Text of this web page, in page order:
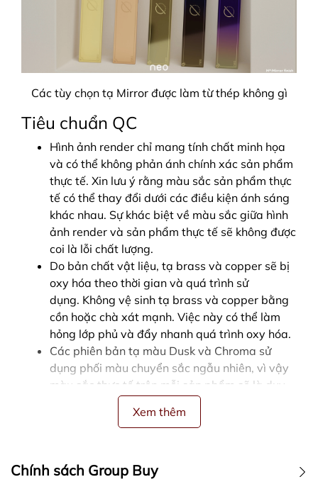
Các tùy chọn tạ Mirror được làm từ thép không gì
Tiêu chuẩn QC
Hình ảnh render chỉ mang tính chất minh họa
và có thể không phản ánh chính xác sản phẩm
thực tế. Xin lưu ý rằng màu sắc sản phẩm thực
tế có thể thay đổi dưới các điều kiện ánh sáng
khác nhau. Sự khác biệt về màu sắc giữa hình
ảnh render và sản phẩm thực tế sẽ không được
coi là lỗi chất lượng.
Do bản chất vật liệu, tạ brass và copper sẽ bị
oxy hóa theo thời gian và quá trình sử
dụng. Không vệ sinh tạ brass và copper bằng
cồn hoặc chà xát mạnh. Việc này có thể làm
hỏng lớp phủ và đẩy nhanh quá trình oxy hóa.
Các phiên bản tạ màu Dusk và Chroma sử
dụng phối màu chuyển sắc ngẫu nhiên, vì vậy
màu sắc thực tế trên mỗi sản phẩm sẽ là duy
nhất và không giống nhau.
Tham khảo tiêu chuẩn QC của Neo65 tại
Xem thêm
Chính sách Group Buy